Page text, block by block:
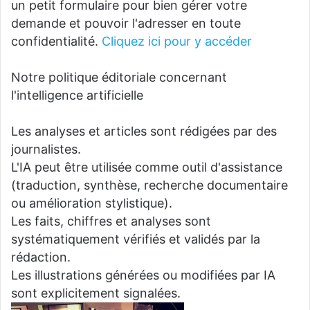
un petit formulaire pour bien gérer votre
demande et pouvoir l'adresser en toute
confidentialité. Cliquez ici pour y accéder
Notre politique éditoriale concernant
l'intelligence artificielle
Les analyses et articles sont rédigées par des
journalistes.
L'IA peut être utilisée comme outil d'assistance
(traduction, synthèse, recherche documentaire
ou amélioration stylistique).
Les faits, chiffres et analyses sont
systématiquement vérifiés et validés par la
rédaction.
Les illustrations générées ou modifiées par IA
sont explicitement signalées.